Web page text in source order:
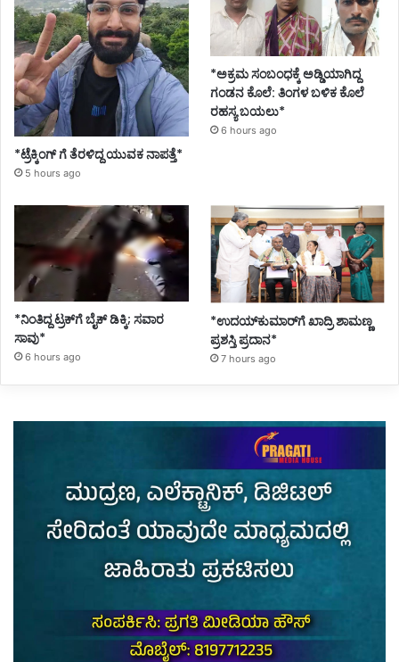
*ಟ್ರೆಕ್ಕಿಂಗ್ ಗೆ ತೆರಳಿದ್ದ ಯುವಕ ನಾಪತ್ತೆ*
5 hours ago
*ಅಕ್ರಮ ಸಂಬಂಧಕ್ಕೆ ಅಡ್ಡಿಯಾಗಿದ್ದ
ಗಂಡನ ಕೊಲೆ: ತಿಂಗಳ ಬಳಿಕ ಕೊಲೆ
ರಹಸ್ಯ ಬಯಲು*
6 hours ago
*ನಿಂತಿದ್ದ ಟ್ರಕ್‌ಗೆ ಬೈಕ್ ಡಿಕ್ಕಿ; ಸವಾರ
ಸಾವು*
6 hours ago
*ಉದಯ್‌ಕುಮಾರ್‌ಗೆ ಖಾದ್ರಿ ಶಾಮಣ್ಣ
ಪ್ರಶಸ್ತಿ ಪ್ರದಾನ*
7 hours ago